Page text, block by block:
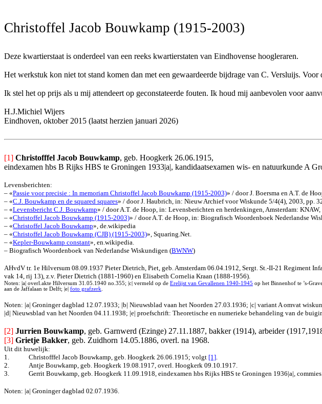
Christoffel Jacob Bouwkamp (1915-2003)
Deze kwartierstaat is onderdeel van een reeks kwartierstaten van Eindhovense hoogleraren.
Het werkstuk kon niet tot stand komen dan met een gewaardeerde bijdrage van C. Versluijs.
Ik stel het op prijs als u mij attendeert op geconstateerde fouten. Ik houd mij aanbevolen voor
H.J.Michiel Wijers
Eindhoven, oktober 2015 (laatst herzien januari 2026)
[1] Christofffel Jacob Bouwkamp, geb. Hoogkerk 26.06.1915,
eindexamen hbs B Rijks HBS te Groningen 1933|a|, kandidaatsexamen wis- en natuurkunde A
Levensberichten:
– «Passie voor precisie : In memoriam Christoffel Jacob Bouwkamp (1915-2003)» / door J. Boersma en A.T. de
– «C.J. Bouwkamp en de squared squares» / door J. Haubrich, in: Nieuw Archief voor Wiskunde 5/4(4), 2003, pp.
– «Levensbericht C.J. Bouwkamp» / door A.T. de Hoop, in: Levensberichten en herdenkingen, Amsterdam:
– «Christoffel Jacob Bouwkamp (1915-2003)» / door A.T. de Hoop, in: Biografisch Woordenboek Nederlandse
– «Christoffel Jacob Bouwkamp», de.wikipedia
– «Christoffel Jacob Bouwkamp (CJB) (1915-2003)», Squaring.Net.
– «Kepler-Bouwkamp constant», en.wikipedia.
– Biografisch Woordenboek van Nederlandse Wiskundigen (BWNW)
AHvdV tr. 1e Hilversum 08.09.1937 Pieter Dietrich, Piet, geb. Amsterdam 06.04.1912, Sergt. St.-II-21 Regiment
vak 14, rij 13), z.v. Pieter Dietrich (1881-1960) en Elisabeth Cornelia Kraan (1888-1956).
Noten: |a| overl.akte Hilversum 31.05.1940 no.355; |c| vermeld op de Erelijst van Gevallenen 1940-1945 op het Binnenhof te ’s-
aan de Jaffalaan te Delft; |e| foto grafzerk
Noten: |a| Groninger dagblad 12.07.1933; |b| Nieuwsblad vaan het Noorden 27.03.1936; |c| variant A omvat
|d| Nieuwsblad van het Noorden 04.11.1938; |e| proefschrift: Theoretische en numerieke behandeling van de
[2] Jurrien Bouwkamp, geb. Garnwerd (Ezinge) 27.11.1887, bakker (1914), arbeider
[3] Grietje Bakker, geb. Zuidhorn 14.05.1886, overl. na 1968.
Uit dit huwelijk:
1.
Christofffel Jacob Bouwkamp, geb. Hoogkerk 26.06.1915; volgt [1].
2.
Antje Bouwkamp, geb. Hoogkerk 19.08.1917, overl. Hoogkerk 09.10.1917.
3.
Gerrit Bouwkamp, geb. Hoogkerk 11.09.1918, eindexamen hbs Rijks HBS te Groningen 1936|a|,
Noten: |a| Groninger dagblad 02.07.1936.